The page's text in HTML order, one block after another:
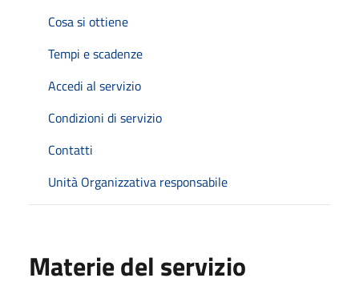
Cosa si ottiene
Tempi e scadenze
Accedi al servizio
Condizioni di servizio
Contatti
Unità Organizzativa responsabile
Materie del servizio